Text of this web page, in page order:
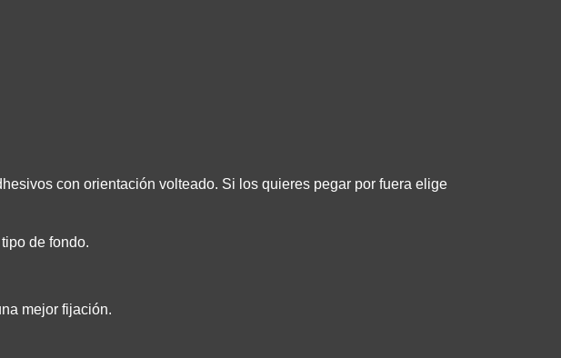
con orientación volteado. Si los quieres pegar por fuera elige
de fondo.
mejor fijación.